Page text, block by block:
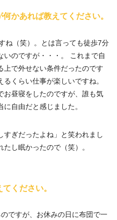
かあれば教えてください。
ね（笑）。とは言っても徒歩7分
いのですが・・・。 これまで自
上で外せない条件だったのです
くらい仕事が楽しいですね。
お昼寝をしたのですが、誰も気
自由だと感じました。
ぎだったよね」と笑われまし
し眠かったので（笑）。
ください。
ですが、お休みの日に布団で一